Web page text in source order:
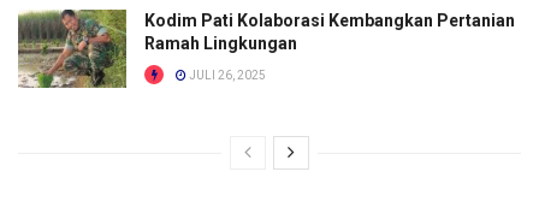
Kodim Pati Kolaborasi Kembangkan Pertanian
Ramah Lingkungan
JULI 26, 2025